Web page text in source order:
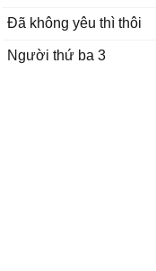
Đã không yêu thì thôi
Người thứ ba 3